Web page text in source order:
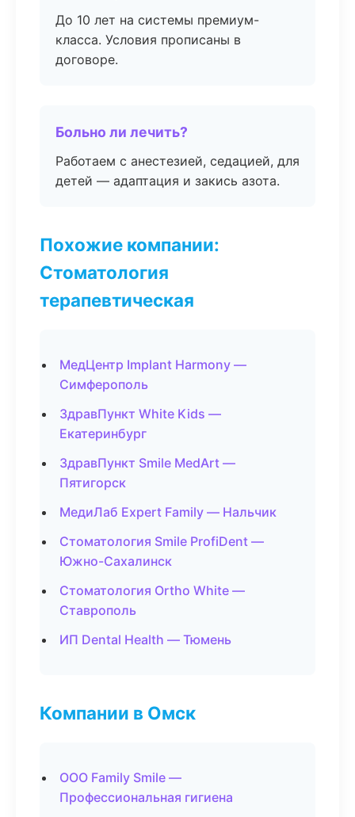
До 10 лет на системы премиум-
класса. Условия прописаны в
договоре.
Больно ли лечить?
Работаем с анестезией, седацией, для
детей — адаптация и закись азота.
Похожие компании:
Стоматология
терапевтическая
МедЦентр Implant Harmony —
Симферополь
ЗдравПункт White Kids —
Екатеринбург
ЗдравПункт Smile MedArt —
Пятигорск
МедиЛаб Expert Family — Нальчик
Стоматология Smile ProfiDent —
Южно-Сахалинск
Стоматология Ortho White —
Ставрополь
ИП Dental Health — Тюмень
Компании в Омск
ООО Family Smile —
Профессиональная гигиена